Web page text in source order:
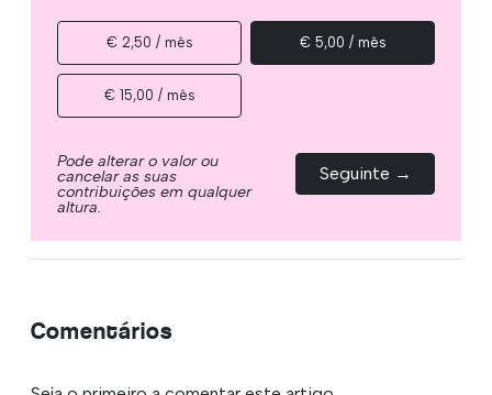
€ 2,50 / mês € 5,00 / mês
€ 15,00 / mês
Pode alterar o valor ou
cancelar as suas
contribuições em qualquer
altura.
Seguinte →
Comentários